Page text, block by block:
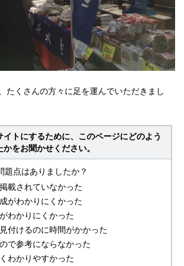
たくさんの方々に足を運んでいただきまし
イトにするために、このページにどのよう
をお聞かせください。
題点はありましたか？
載されていなかった
がわかりにくかった
わかりにくかった
付けるのに時間がかかった
で参考にならなかった
わかりやすかった